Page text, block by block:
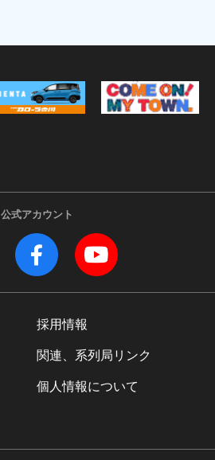
公式アカウント
採用情報
関連、系列局リンク
個人情報について